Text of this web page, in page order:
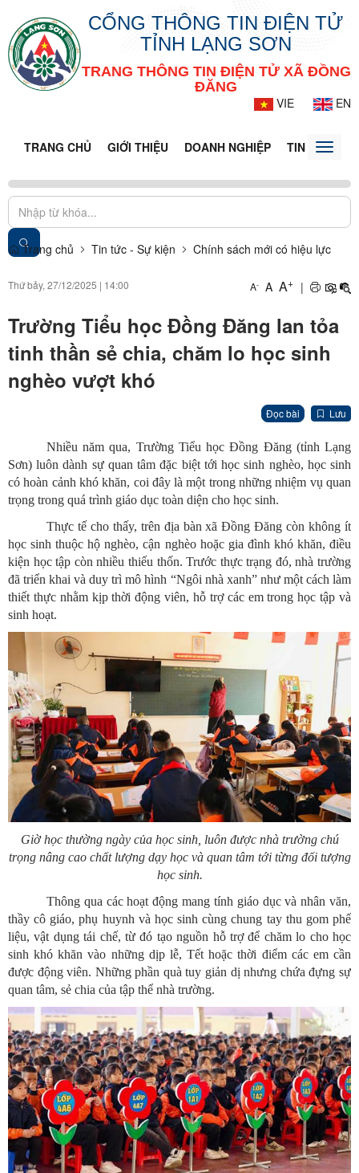
CỔNG THÔNG TIN ĐIỆN TỬ
TỈNH LẠNG SƠN
TRANG THÔNG TIN ĐIỆN TỬ XÃ ĐỒNG
ĐĂNG
VIE
EN
TRANG CHỦ GIỚI THIỆU DOANH NGHIỆP TIN TỨC -
Toggle
Trang chủ Tin tức - Sự kiện Chính sách mới có hiệu lực
Thứ bảy, 27/12/2025 | 14:00 A- A A+ |
Trường Tiểu học Đồng Đăng lan tỏa
tinh thần sẻ chia, chăm lo học sinh
nghèo vượt khó
Đọc bài Lưu
Nhiều năm qua, Trường Tiểu học Đồng Đăng (tỉnh Lạng
Sơn) luôn dành sự quan tâm đặc biệt tới học sinh nghèo, học sinh
có hoàn cảnh khó khăn, coi đây là một trong những nhiệm vụ quan
trọng trong quá trình giáo dục toàn diện cho học sinh.
Thực tế cho thấy, trên địa bàn xã Đồng Đăng còn không ít
học sinh thuộc hộ nghèo, cận nghèo hoặc gia đình khó khăn, điều
kiện học tập còn nhiều thiếu thốn. Trước thực trạng đó, nhà trường
đã triển khai và duy trì mô hình “Ngôi nhà xanh” như một cách làm
thiết thực nhằm kịp thời động viên, hỗ trợ các em trong học tập và
sinh hoạt.
Giờ học thường ngày của học sinh, luôn được nhà trường chú
trọng nâng cao chất lượng dạy học và quan tâm tới từng đối tượng
học sinh.
Thông qua các hoạt động mang tính giáo dục và nhân văn,
thầy cô giáo, phụ huynh và học sinh cùng chung tay thu gom phế
liệu, vật dụng tái chế, từ đó tạo nguồn hỗ trợ để chăm lo cho học
sinh khó khăn vào những dịp lễ, Tết hoặc thời điểm các em cần
được động viên. Những phần quà tuy giản dị nhưng chứa đựng sự
quan tâm, sẻ chia của tập thể nhà trường.